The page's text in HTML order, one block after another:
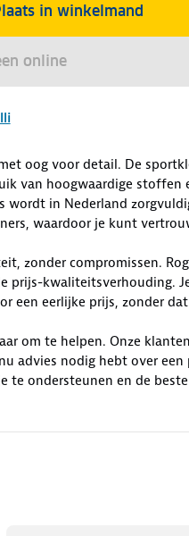
in winkelmand
online
oog voor detail. De
van hoogwaardige stoffen
wordt in Nederland
waardoor je kunt
zonder compromissen.
prijs-kwaliteitsverhouding.
een eerlijke prijs, zonder
om te helpen. Onze
advies nodig hebt over
te ondersteunen en de